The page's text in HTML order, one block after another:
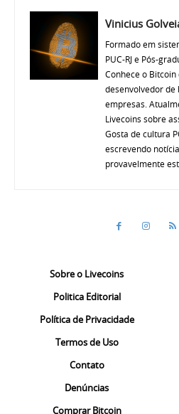
Vinicius
Formado em
PUC-RJ e Pós-
Conhece o
desenvolvedor de
empresas.
Livecoins sobre
Gosta de cultura
escrevendo
provavelmente
Sobre o Livecoins
Politica Editorial
Política de Privacidade
Termos de Uso
Contato
Denúncias
Comprar Bitcoin